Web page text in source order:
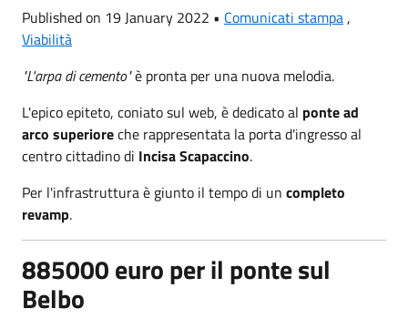
Published on 19 January 2022 • Comunicati stampa ,
Viabilità
"L'arpa di cemento"è pronta per una nuova melodia.
L'epico epiteto, coniato sul web, è dedicato al ponte ad
arco superioreche rappresentata la porta d'ingresso al
centro cittadino di Incisa Scapaccino.
Per l'infrastruttura è giunto il tempo di un completo
revamp.
885000 euro per il ponte sul
Belbo